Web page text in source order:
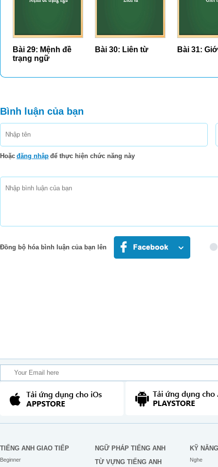
Bài 29: Mệnh đề
trạng ngữ
Bài 30: Liên từ Bài 31:
Bình luận của bạn
Hoặc đăng nhập để thực hiện chức năng này
Đồng bộ hóa bình luận của bạn lên
TIẾNG ANH GIAO TIẾP
Beginner
NGỮ PHÁP TIẾNG ANH
TỪ VỰNG TIẾNG ANH
KỸ NĂNG
Nghe